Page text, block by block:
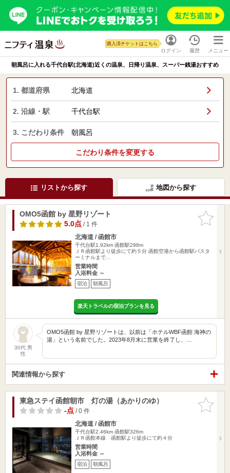
ログイン
購入済チケットはこちら
履歴 メニュー
朝風呂に入れる千代台駅(北海道)近くの温泉、日帰り温泉、スーパー銭湯おすすめ
1. 都道府県 北海道
2. 沿線・駅 千代台駅
3. こだわり条件 朝風呂
こだわり条件を変更する
リストから探す 地図から探す
お気に入
りに追加
OMO5函館 by 星野リゾート
5.0点/ 1 件
北海道 / 函館市
千代台駅1.92km 函館駅298m
ＪＲ函館駅より徒歩にて約５分 函館空港から函館駅バスタ
ーミナルまで…
営業時間
入浴料金 ～
宿泊 朝風呂
楽天トラベルの宿泊プランを見る
30代 男
性
OMO5函館 by 星野リゾートは、以前は「ホテルWBF函館 海神の
湯」という名前でした。2023年8月末に営業を終了し、…
関連情報から探す
お気に入
りに追加
東急ステイ函館朝市 灯の湯（あかりのゆ）
-点/ 0 件
北海道 / 函館市
千代台駅2.46km 函館駅326m
ＪＲ函館本線 函館駅より徒歩にて約４分
営業時間
入浴料金 ～
宿泊 朝風呂